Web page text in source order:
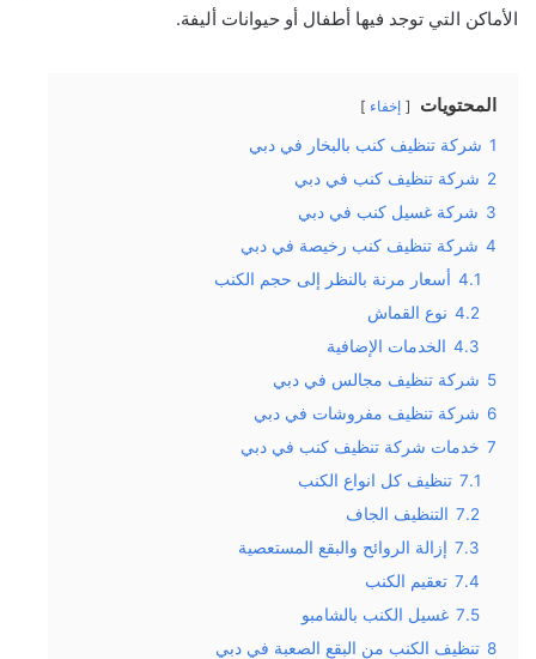
الأماكن التي توجد فيها أطفال أو حيوانات أليفة.
المحتويات إخفاء
1 شركة تنظيف كنب بالبخار في دبي
2 شركة تنظيف كنب في دبي
3 شركة غسيل كنب في دبي
4 شركة تنظيف كنب رخيصة في دبي
4.1 أسعار مرنة بالنظر إلى حجم الكنب
4.2 نوع القماش
4.3 الخدمات الإضافية
5 شركة تنظيف مجالس في دبي
6 شركة تنظيف مفروشات في دبي
7 خدمات شركة تنظيف كنب في دبي
7.1 تنظيف كل انواع الكنب
7.2 التنظيف الجاف
7.3 إزالة الروائح والبقع المستعصية
7.4 تعقيم الكنب
7.5 غسيل الكنب بالشامبو
8 تنظيف الكنب من البقع الصعبة في دبي